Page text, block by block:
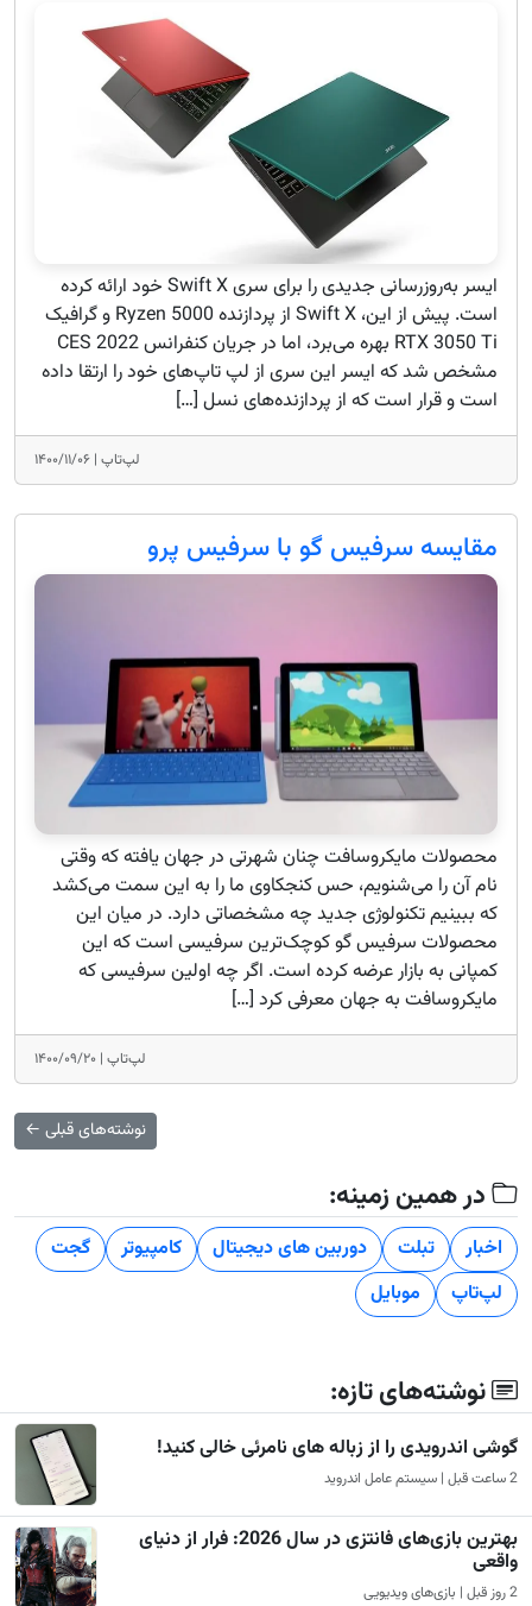
ایسر به‌روزرسانی جدیدی را برای سری Swift X خود ارائه کرده
است. پیش از این، Swift X از پردازنده Ryzen 5000 و گرافیک
RTX 3050 Ti بهره می‌برد، اما در جریان کنفرانس CES 2022
مشخص شد که ایسر این سری از لپ تاپ‌های خود را ارتقا داده
است و قرار است که از پردازنده‌های نسل […]
لپ‌تاپ | ۱۴۰۰/۱۱/۰۶
مقایسه سرفیس گو با سرفیس پرو
محصولات مایکروسافت چنان شهرتی در جهان یافته که وقتی
نام آن را می‌شنویم، حس کنجکاوی ما را به این سمت می‌کشد
که ببینیم تکنولوژی جدید چه مشخصاتی دارد. در میان این
محصولات سرفیس گو کوچک‌ترین سرفیسی است که این
کمپانی به بازار عرضه کرده است. اگر چه اولین سرفیسی که
مایکروسافت به جهان معرفی کرد […]
لپ‌تاپ | ۱۴۰۰/۰۹/۲۰
نوشته‌های قبلی ←
در همین زمینه:
اخبار تبلت دوربین های دیجیتال کامپیوتر
گجت
لپ‌تاپ
موبایل
نوشته‌های تازه:
گوشی اندرویدی را از زباله های نامرئی خالی کنید!
2 ساعت قبل | سیستم عامل اندروید
بهترین بازی‌های فانتزی در سال 2026: فرار از دنیای
واقعی
2 روز قبل | بازی‌های ویدیویی